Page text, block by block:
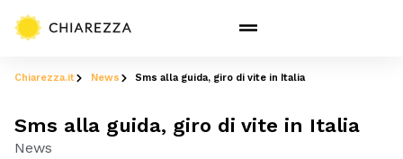
Chiarezza.it News Sms alla guida, giro di vite in Italia
Sms alla guida, giro di vite in Italia
News